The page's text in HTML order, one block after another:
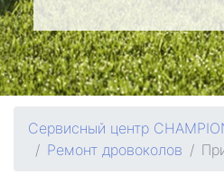
Сервисный центр
Ремонт дровоколов